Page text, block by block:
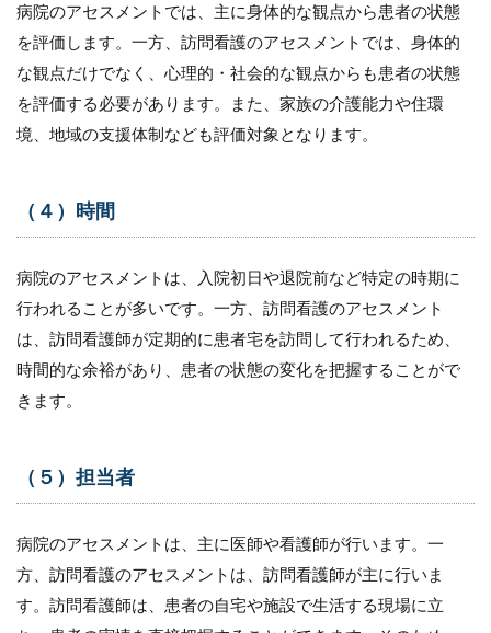
栄養状
態の評
価
3.6
（６）
薬剤管
3.7
（７）
教育
訪
問
護
セ
ン
ト
に
お
い
病院のアセスメントでは、主に身体的な観点から患者の状態
を評価します。一方、訪問看護のアセスメントでは、身体的
な観点だけでなく、心理的・社会的な観点からも患者の状態
を評価する必要があります。また、家族の介護能力や住環
境、地域の支援体制なども評価対象となります。
（４）時間
病院のアセスメントは、入院初日や退院前など特定の時期に
行われることが多いです。一方、訪問看護のアセスメント
は、訪問看護師が定期的に患者宅を訪問して行われるため、
時間的な余裕があり、患者の状態の変化を把握することがで
きます。
（５）担当者
病院のアセスメントは、主に医師や看護師が行います。一
方、訪問看護のアセスメントは、訪問看護師が主に行いま
す。訪問看護師は、患者の自宅や施設で生活する現場に立